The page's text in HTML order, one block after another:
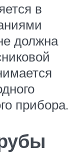
в
должна
прибора.